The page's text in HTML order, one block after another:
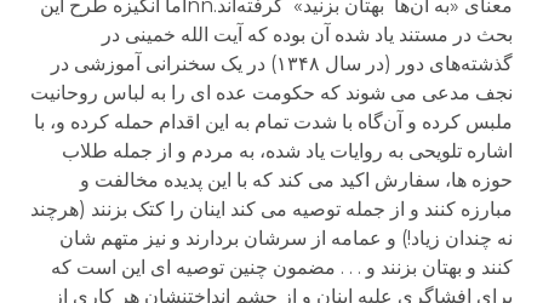
معنای «به أن‌ها بهتان بزنید» گرفته‌اند.nnاما انگیزه طرح این
بحث در مستند یاد شده آن بوده که آیت الله خمینی در
گذشته‌های دور (در سال ۱۳۴۸) در یک سخنرانی آموزشی در
نجف مدعی می شوند که حکومت عده ای را به لباس روحانیت
ملبس کرده و آن‌گاه با شدت تمام به این اقدام حمله کرده و، با
اشاره تلویحی به روایات یاد شده، به مردم و از جمله طلاب
حوزه ها، سفارش اکید می کند که با این پدیده مخالفت و
مبارزه کنند و از جمله توصیه می کند اینان را کتک بزنند (هرچند
نه چندان زیاد!) و عمامه از سرشان بردارند و نیز متهم شان
کنند و بهتان بزنند و . . . مضمون چنین توصیه ای این است که
برای افشاگری علیه اینان و از چشم انداختنشان هر کاری از